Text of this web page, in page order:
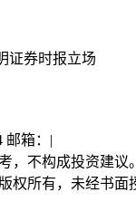
证券时报立场
箱： |
，不构成投资建议
权所有，未经书面